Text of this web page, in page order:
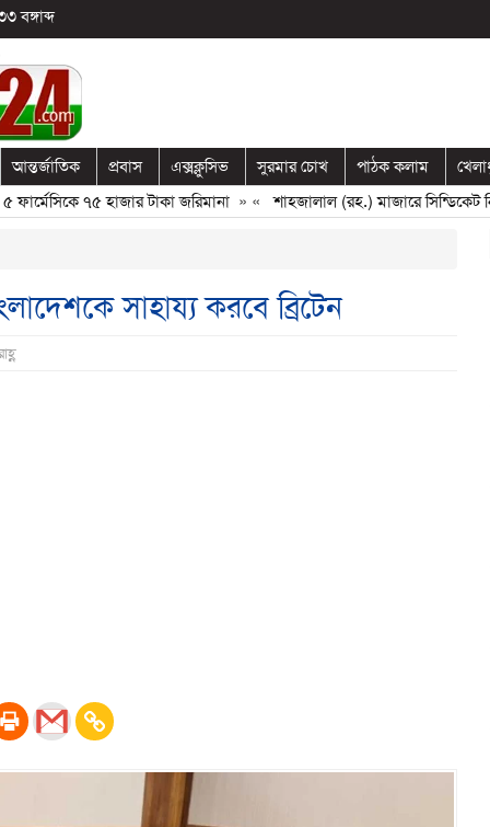
বঙ্গাব্দ
আন্তর্জাতিক প্রবাস এক্সক্লুসিভ সুরমার চোখ পাঠক কলাম
৭৫ হাজার টাকা জরিমানা» «শাহজালাল (রহ.) মাজারে সিন্ডিকেট
সাহায্য করবে ব্রিটেন